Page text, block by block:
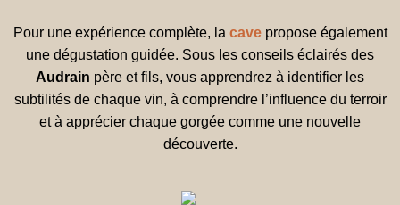
Pour une expérience complète, la cavepropose également
une dégustation guidée. Sous les conseils éclairés des
Audrain père et fils, vous apprendrez à identifier les
subtilités de chaque vin, à comprendre l’influence du terroir
et à apprécier chaque gorgée comme une nouvelle
découverte.